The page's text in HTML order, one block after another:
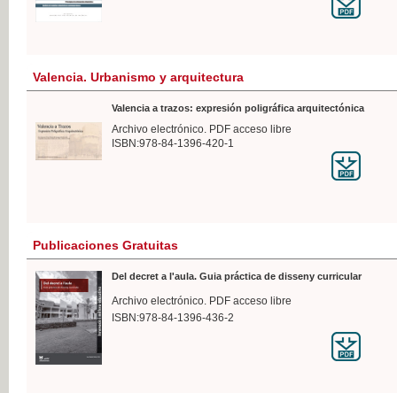
Valencia. Urbanismo y arquitectura
Valencia a trazos: expresión poligráfica arquitectónica
Archivo electrónico. PDF acceso libre
ISBN:978-84-1396-420-1
Publicaciones Gratuitas
Del decret a l'aula. Guia práctica de disseny curricular
Archivo electrónico. PDF acceso libre
ISBN:978-84-1396-436-2